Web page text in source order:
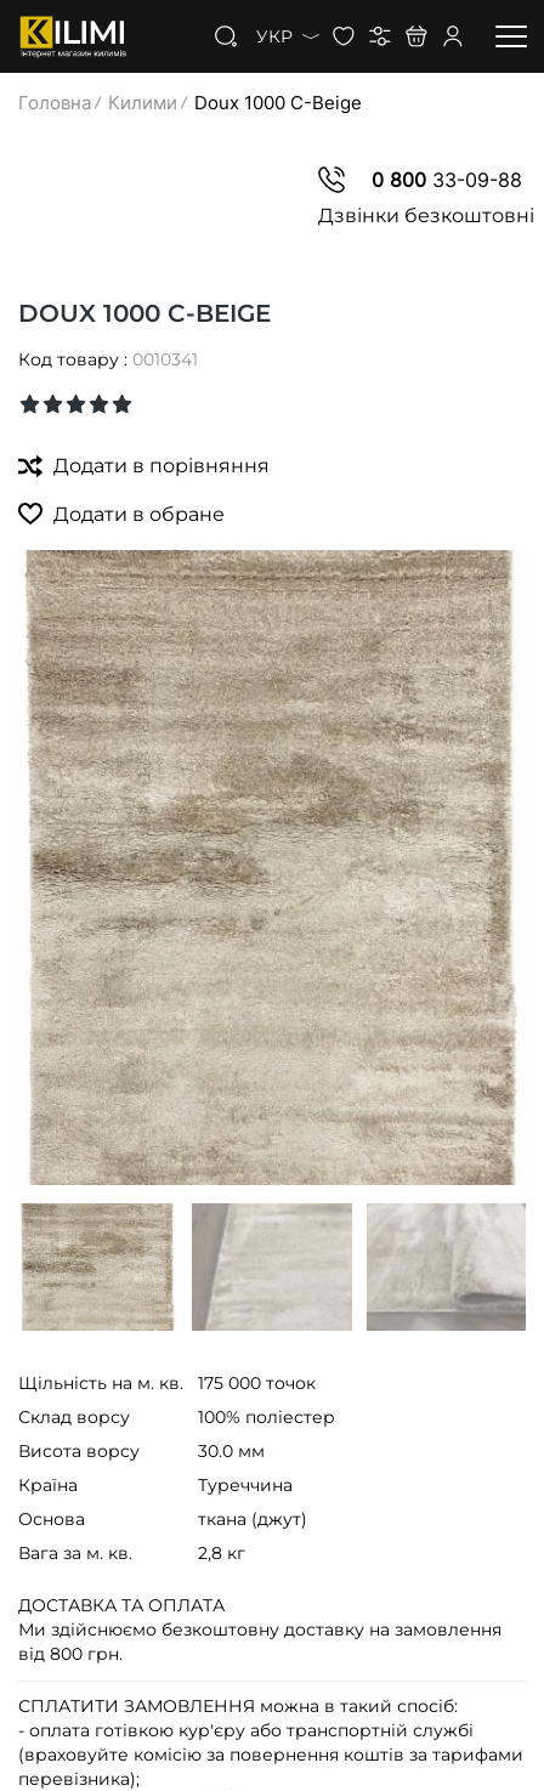
УКР
Головна Килими Doux 1000 C-Beige
0 80033-09-88
Дзвінки безкоштовні
DOUX 1000 C-BEIGE
Код товару : 0010341
Додати в порівняння
Додати в обране
Щільність на м. кв.
175 000 точок
Склад ворсу
100% поліестер
Висота ворсу
30.0 мм
Країна
Туреччина
Основа
ткана (джут)
Вага за м. кв.
2,8 кг
ДОСТАВКА ТА ОПЛАТА
Ми здійснюємо безкоштовну доставку на замовлення
від 800 грн.
СПЛАТИТИ ЗАМОВЛЕННЯ можна в такий спосіб:
- оплата готівкою кур'єру або транспортній службі
(враховуйте комісію за повернення коштів за тарифами
перевізника);